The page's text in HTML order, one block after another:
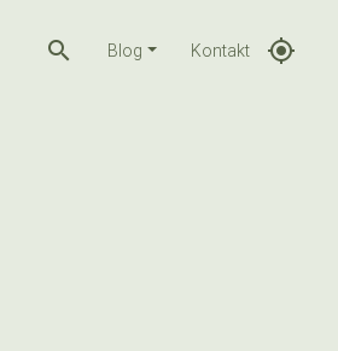
search Blog Kontakt gps_fixed